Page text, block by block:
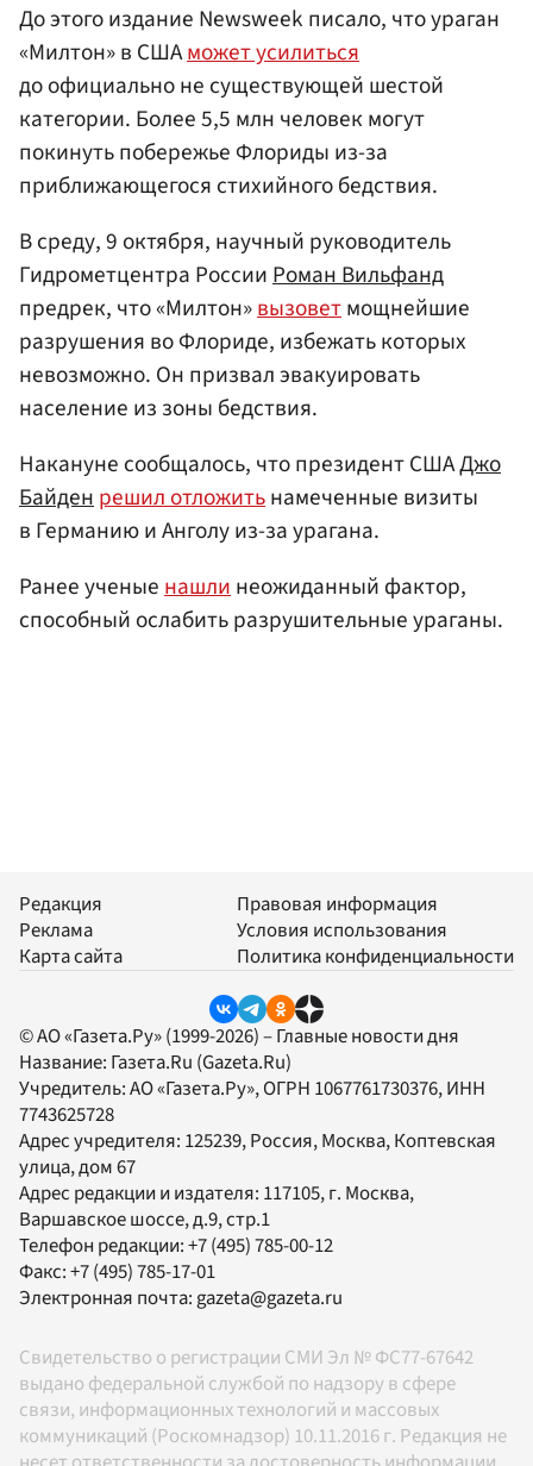
До этого издание Newsweek писало, что ураган
«Милтон» в СШАможет усилиться
до официально не существующей шестой
категории. Более 5,5 млн человек могут
покинуть побережье Флориды из-за
приближающегося стихийного бедствия.
В среду, 9 октября, научный руководитель
Гидрометцентра РоссииРоман Вильфанд
предрек, что «Милтон»вызоветмощнейшие
разрушения во Флориде, избежать которых
невозможно. Он призвал эвакуировать
население из зоны бедствия.
Накануне сообщалось, что президент СШАДжо
Байденрешил отложитьнамеченные визиты
в Германию и Анголу из-за урагана.
Ранее ученыенашлинеожиданный фактор,
способный ослабить разрушительные ураганы.
Редакция
Реклама
Карта сайта
Правовая информация
Условия использования
Политика конфиденциальности
© АО «Газета.Ру» (1999-2026) – Главные новости дня
Название: Газета.Ru (Gazeta.Ru)
Учредитель:АО «Газета.Ру», ОГРН 1067761730376, ИНН
7743625728
Адрес учредителя: 125239, Россия, Москва, Коптевская
улица, дом 67
Адрес редакции и издателя: 117105, г. Москва,
Варшавское шоссе, д.9, стр.1
Телефон редакции:+7 (495) 785-00-12
Факс:+7 (495) 785-17-01
Электронная почта: gazeta@gazeta.ru
Свидетельство о регистрации СМИ Эл № ФС77-67642
выдано федеральной службой по надзору в сфере
связи, информационных технологий и массовых
коммуникаций (Роскомнадзор) 10.11.2016 г. Редакция не